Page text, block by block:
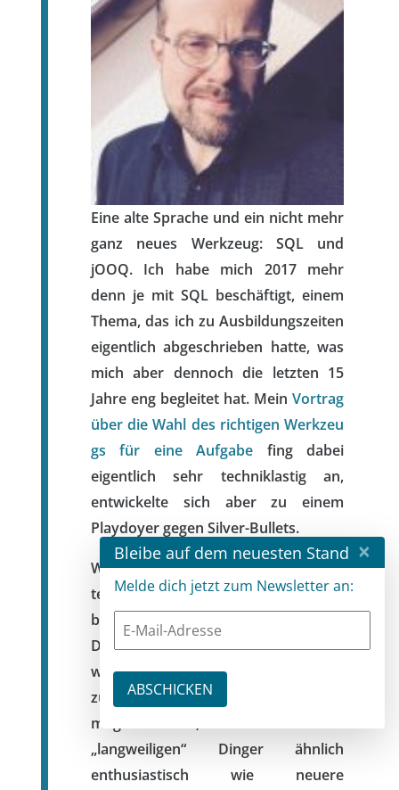
Eine alte Sprache und ein nicht mehr
ganz neues Werkzeug: SQL und
jOOQ. Ich habe mich 2017 mehr
denn je mit SQL beschäftigt, einem
Thema, das ich zu Ausbildungszeiten
eigentlich abgeschrieben hatte, was
mich aber dennoch die letzten 15
Jahre eng begleitet hat. Mein Vortrag
über die Wahl des richtigen Werkzeu
gs für eine Aufgabe fing dabei
eigentlich sehr techniklastig an,
entwickelte sich aber zu einem
Playdoyer gegen Silver-Bullets.
Wenn ich sehe, wie stiefmütterlich
teure, relationale Datenbanken
behandelt oder aus Frust gegen
Documentstores ausgetauscht
werden, kann ich nur dazu raten, mal
zu schauen, was heute alles damit
möglich ist, wenn diese
„langweiligen“ Dinger ähnlich
enthusiastisch wie neuere
Bleibe auf dem neuesten Stand ×
Melde dich jetzt zum Newsletter an: